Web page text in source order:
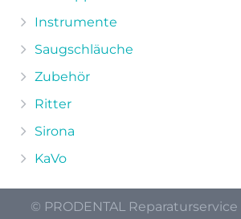
Instrumente
Saugschläuche
Zubehör
Ritter
Sirona
KaVo
© PRODENTAL Reparaturservice |